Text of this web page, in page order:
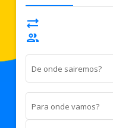
sync_alt
people
De onde sairemos?
Para onde vamos?